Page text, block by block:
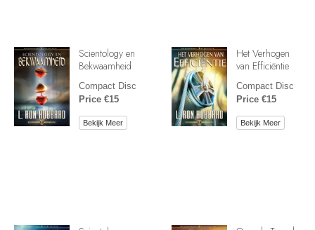
Scientology en
Bekwaamheid
Compact Disc
Price €15
Bekijk Meer
Het Verhogen
van Efficiëntie
Compact Disc
Price €15
Bekijk Meer